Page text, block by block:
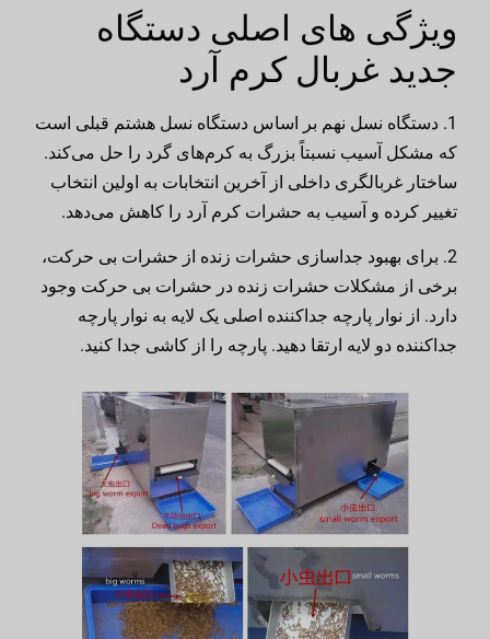
ویژگی های اصلی دستگاه
جدید غربال کرم آرد
1. دستگاه نسل نهم بر اساس دستگاه نسل هشتم قبلی است
که مشکل آسیب نسبتاً بزرگ به کرم‌های گرد را حل می‌کند.
ساختار غربالگری داخلی از آخرین انتخابات به اولین انتخاب
تغییر کرده و آسیب به حشرات کرم آرد را کاهش می‌دهد.
2. برای بهبود جداسازی حشرات زنده از حشرات بی حرکت،
برخی از مشکلات حشرات زنده در حشرات بی حرکت وجود
دارد. از نوار پارچه جداکننده اصلی یک لایه به نوار پارچه
جداکننده دو لایه ارتقا دهید. پارچه را از کاشی جدا کنید.